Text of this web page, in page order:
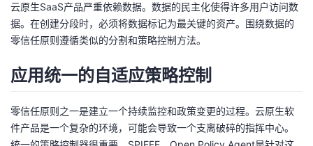
云原生SaaS产品严重依赖数据。数据的民主化使得许多用户访问数
据。在创建分段时，必须将数据标记为最关键的资产。围绕数据的
零信任原则遵循类似的分割和策略控制方法。
应用统一的自适应策略控制
零信任原则之一是建立一个持续监控和政策变更的过程。云原生软
件产品是一个复杂的环境，可能会导致一个支离破碎的指挥中心。